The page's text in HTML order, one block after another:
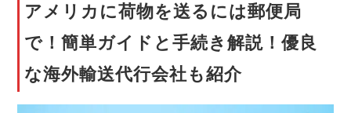
アメリカに荷物を送るには郵便局
で！簡単ガイドと手続き解説！優良
な海外輸送代行会社も紹介